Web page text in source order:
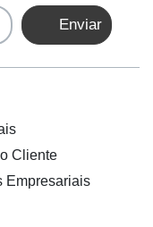
Enviar
Cliente
Empresariais